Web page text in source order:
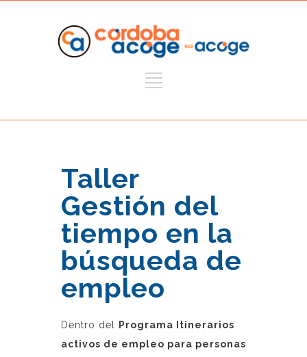
Taller
Gestión del
tiempo en la
búsqueda de
empleo
Dentro del
Programa Itinerarios
activos de empleo para personas